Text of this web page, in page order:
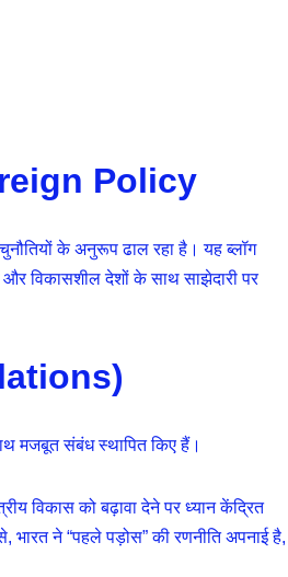
Policy
के अनुरूप ढाल रहा है। यह ब्लॉग
और विकासशील देशों के साथ साझेदारी पर
मजबूत संबंध स्थापित किए हैं।
विकास को बढ़ावा देने पर ध्यान केंद्रित
ने “पहले पड़ोस” की रणनीति अपनाई है,